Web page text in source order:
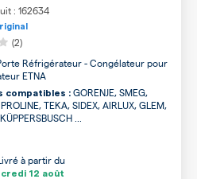
: 162634
(2)
Réfrigérateur - Congélateur pour
ETNA
compatibles : GORENJE, SMEG,
TEKA, SIDEX, AIRLUX, GLEM,
...
à partir du
12 août